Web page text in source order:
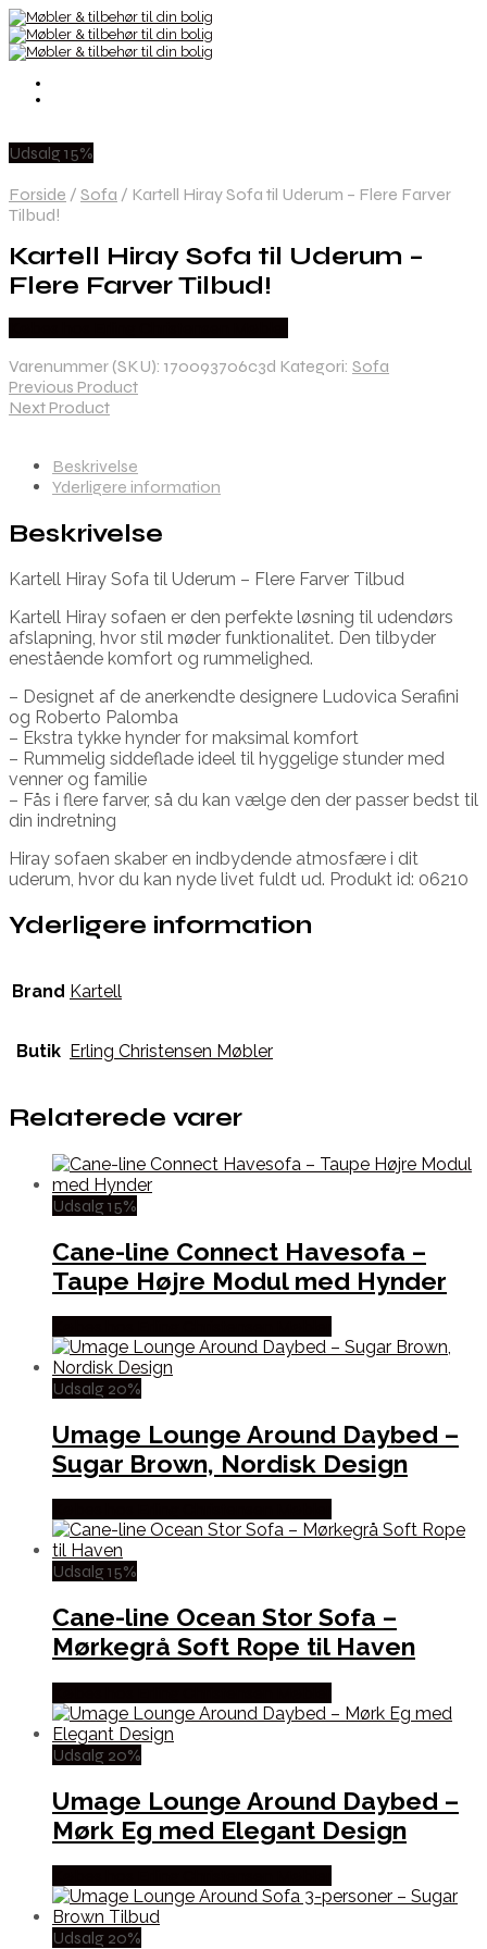
Udsalg 15%
Forside / Sofa / Kartell Hiray Sofa til Uderum – Flere Farver
Tilbud!
Kartell Hiray Sofa til Uderum –
Flere Farver Tilbud!
Varenummer (SKU): 170093706c3d Kategori: Sofa
Previous Product
Next Product
Beskrivelse
Yderligere information
Beskrivelse
Kartell Hiray Sofa til Uderum – Flere Farver Tilbud
Kartell Hiray sofaen er den perfekte løsning til udendørs
afslapning, hvor stil møder funktionalitet. Den tilbyder
enestående komfort og rummelighed.
– Designet af de anerkendte designere Ludovica Serafini
og Roberto Palomba
– Ekstra tykke hynder for maksimal komfort
– Rummelig siddeflade ideel til hyggelige stunder med
venner og familie
– Fås i flere farver, så du kan vælge den der passer bedst til
din indretning
Hiray sofaen skaber en indbydende atmosfære i dit
uderum, hvor du kan nyde livet fuldt ud. Produkt id: 06210
Yderligere information
Brand Kartell
Butik Erling Christensen Møbler
Relaterede varer
Udsalg 15%
Cane-line Connect Havesofa –
Taupe Højre Modul med Hynder
Udsalg 20%
Umage Lounge Around Daybed –
Sugar Brown, Nordisk Design
Udsalg 15%
Cane-line Ocean Stor Sofa –
Mørkegrå Soft Rope til Haven
Udsalg 20%
Umage Lounge Around Daybed –
Mørk Eg med Elegant Design
Udsalg 20%